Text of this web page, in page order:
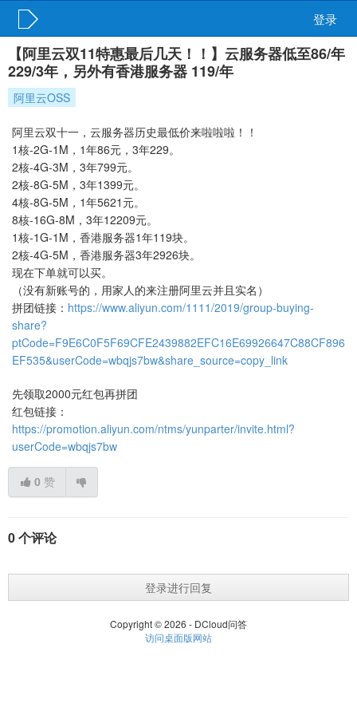
登录
【阿里云双11特惠最后几天！！】云服务器低至86/年
229/3年，另外有香港服务器 119/年
阿里云OSS
阿里云双十一，云服务器历史最低价来啦啦啦！！
1核-2G-1M，1年86元，3年229。
2核-4G-3M，3年799元。
2核-8G-5M，3年1399元。
4核-8G-5M，1年5621元。
8核-16G-8M，3年12209元。
1核-1G-1M，香港服务器1年119块。
2核-4G-5M，香港服务器3年2926块。
现在下单就可以买。
（没有新账号的，用家人的来注册阿里云并且实名）
拼团链接： https://www.aliyun.com/1111/2019/group-buying-
share?
ptCode=F9E6C0F5F69CFE2439882EFC16E69926647C88CF896
EF535&userCode=wbqjs7bw&share_source=copy_link
先领取2000元红包再拼团
红包链接：
https://promotion.aliyun.com/ntms/yunparter/invite.html?
userCode=wbqjs7bw
0 赞
0 个评论
登录进行回复
Copyright © 2026 - DCloud问答
访问桌面版网站